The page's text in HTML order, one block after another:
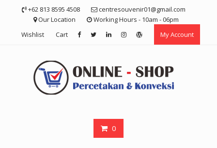
+62 813 8595 4508
centresouvenir01@gmail.com
Our Location
Working Hours - 10am - 06pm
Wishlist
Cart My Account
0